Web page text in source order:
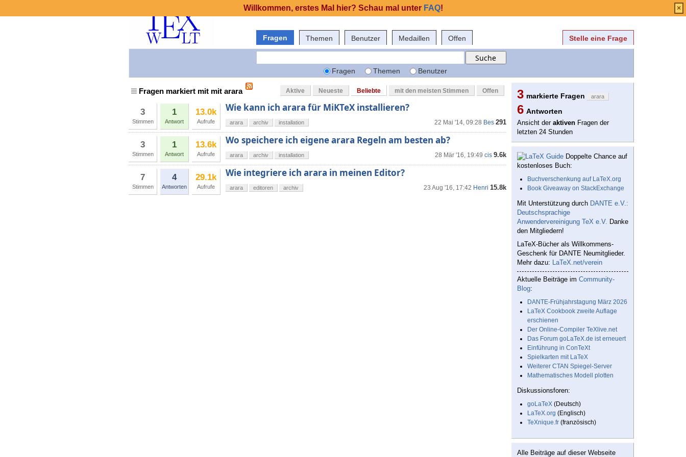
Fragen Themen Benutzer Medaillen Offen Stelle eine Frage
Fragen Themen Benutzer
Fragen markiert mit mit arara Aktive Neueste Beliebte mit den meisten Stimmen Offen
3
Stimmen
1
Antwort
13.0k
Aufrufe
Wie kann ich arara für MiKTeX installieren?
22 Mai '14, 09:28 Bes 291
arara archiv installation
3
Stimmen
1
Antwort
13.6k
Aufrufe
Wo speichere ich eigene arara Regeln am besten ab?
28 Mär '16, 19:49 cis 9.6k
arara archiv installation
7
Stimmen
4
Antworten
29.1k
Aufrufe
Wie integriere ich arara in meinen Editor?
23 Aug '16, 17:42 Henri 15.8k
arara editoren archiv
3 markierte Fragen arara
6 Antworten
Ansicht der aktiven Fragen der
letzten 24 Stunden
Doppelte Chance auf
kostenloses Buch:
Buchverschenkung auf LaTeX.org
Book Giveaway on StackExchange
Mit Unterstützung durch DANTE e.V.:
Deutschsprachige
Anwendervereinigung TeX e.V. Danke
den Mitgliedern!
LaTeX-Bücher als Willkommens-
Geschenk für DANTE Neumitglieder.
Mehr dazu: LaTeX.net/verein
Aktuelle Beiträge im Community-
Blog:
DANTE-Frühjahrstagung März 2026
LaTeX Cookbook zweite Auflage
erschienen
Der Online-Compiler TeXlive.net
Das Forum goLaTeX.de ist erneuert
Einführung in ConTeXt
Spielkarten mit LaTeX
Weiterer CTAN Spiegel-Server
Mathematisches Modell plotten
Diskussionsforen:
goLaTeX (Deutsch)
LaTeX.org (Englisch)
TeXnique.fr (französisch)
Alle Beiträge auf dieser Webseite
Willkommen, erstes Mal hier? Schau mal unter FAQ! ×